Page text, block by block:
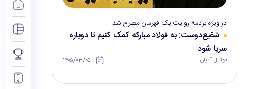
در ویژه برنامه روایت یک قهرمان مطرح شد
شفیع‌دوست: به فولاد مبارکه کمک کنیم تا دوباره
سرپا شود
فوتبال آقایان ۱۴۰۵/۰۳/۰۵